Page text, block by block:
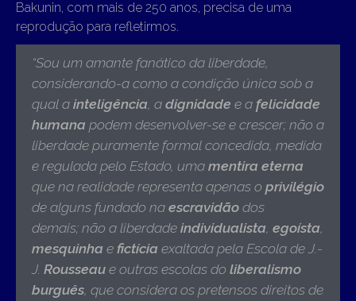
Bakunin, com mais de 250 anos, precisa de uma
reprodução para refletirmos.
“Sou um amante fanático da liberdade,
considerando-a como a condição única sob a
qual a inteligência, a dignidade e a felicidade
humana podem desenvolver-se e crescer; não a
liberdade puramente formal concedida, medida
e regulada pelo Estado, uma mentira eterna
que na realidade representa apenas o privilégio
de alguns fundado na escravidão dos
demais; não a liberdade individualista, egoísta,
mesquinha e fictícia exaltada pela Escola de J.-
J. Rousseau e outras escolas do liberalismo
burguês, que considera os pretensos direitos de